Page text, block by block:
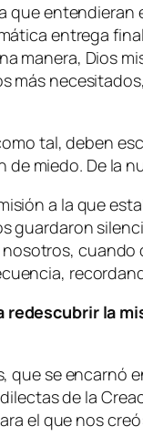
entrega
manera, Dios
tal, deben
miedo. De la
a la que
guardaron
redescubrir la
se encarnó
de la
el que nos